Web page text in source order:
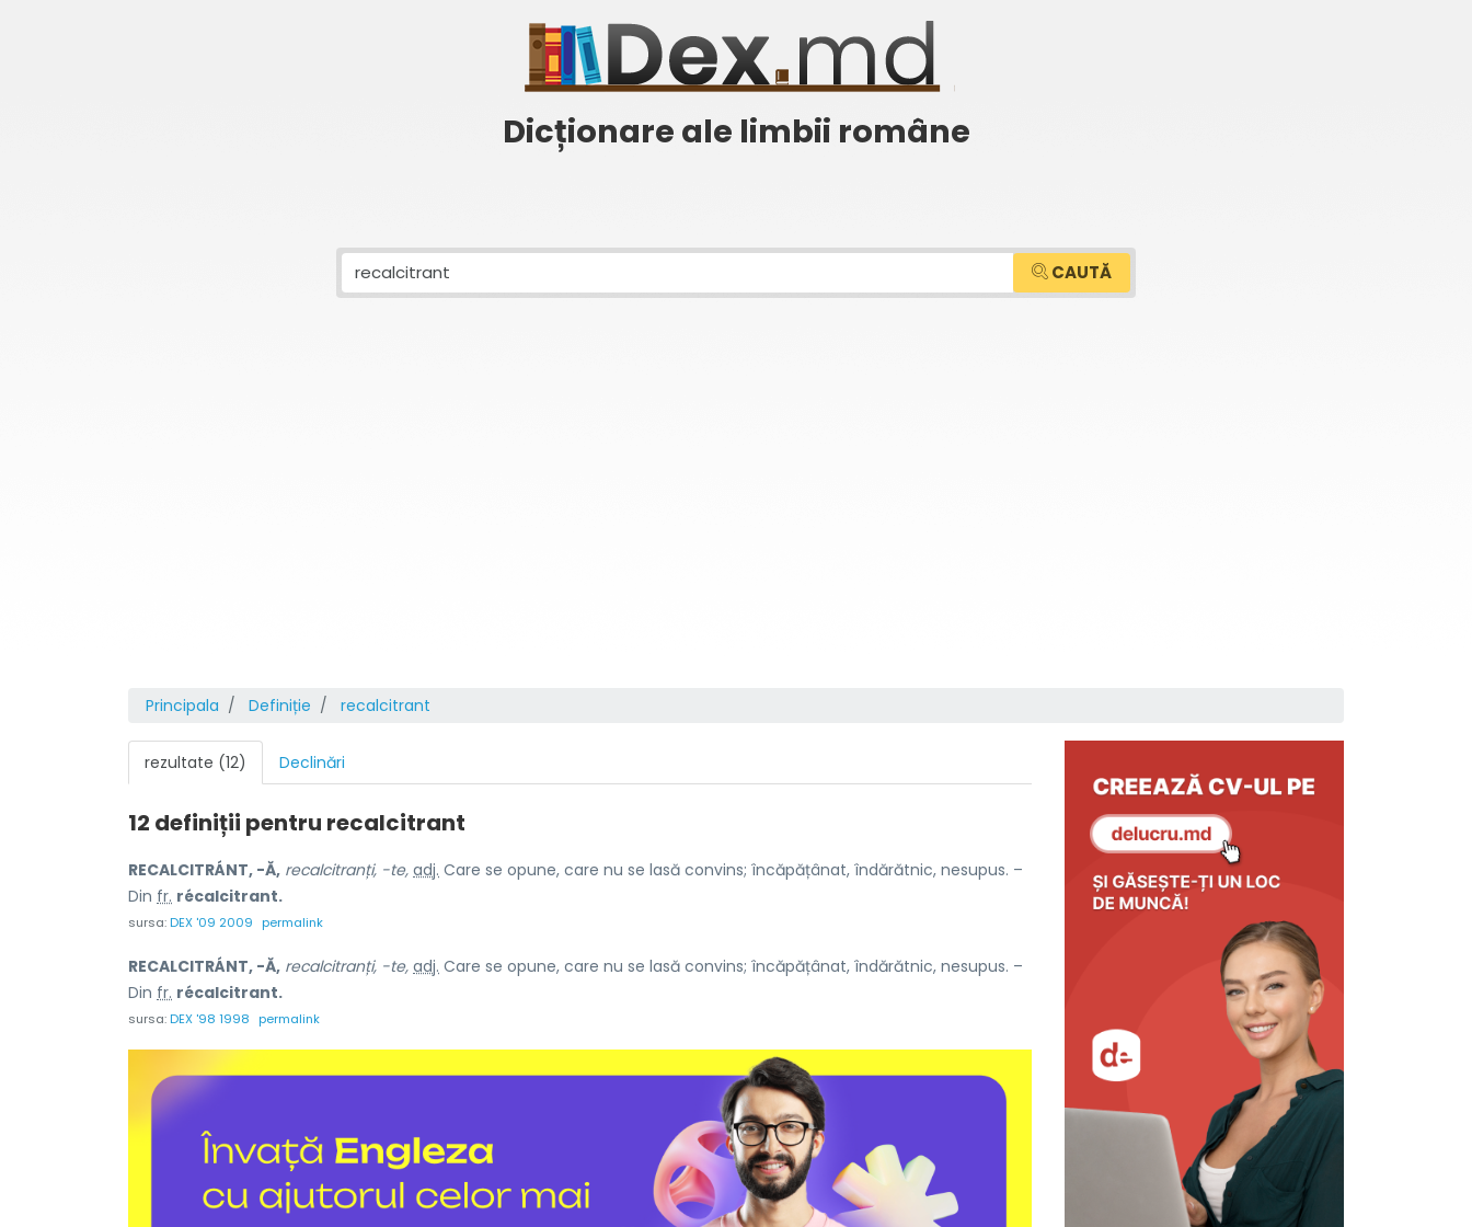
Dicționare ale limbii române
CAUTĂ
Principala Definiție recalcitrant
rezultate (12) Declinări
12 definiții pentru recalcitrant
RECALCITRÁNT, -Ă, recalcitranți, -te, adj. Care se opune, care nu se lasă convins; încăpățânat, îndărătnic, nesupus. –
Din fr. récalcitrant.
sursa:DEX '09 2009 permalink
RECALCITRÁNT, -Ă, recalcitranți, -te, adj. Care se opune, care nu se lasă convins; încăpățânat, îndărătnic, nesupus. –
Din fr. récalcitrant.
sursa:DEX '98 1998 permalink